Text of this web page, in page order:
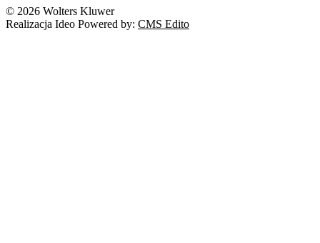
© 2026 Wolters Kluwer
Realizacja Ideo Powered by: CMS Edito